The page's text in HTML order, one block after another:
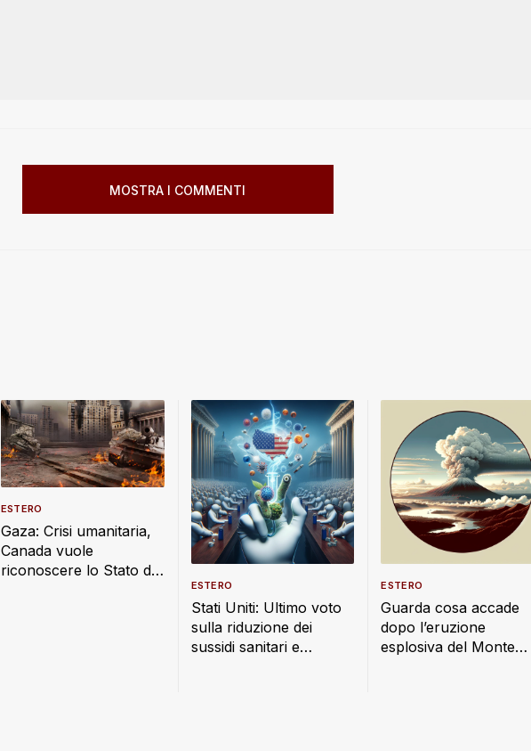
MOSTRA I COMMENTI
Gaza: Crisi umanitaria,
Canada vuole
riconoscere lo Stato di
ESTERO
Stati Uniti: Ultimo voto
sulla riduzione dei
sussidi sanitari e
ESTERO
Guarda cosa accade
dopo l’eruzione
esplosiva del Monte
ESTERO